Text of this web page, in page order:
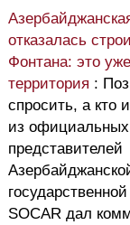
отказалась
Фонтана: это
территория :
спросить, а кто
из официальных
представителей
SOCAR дал